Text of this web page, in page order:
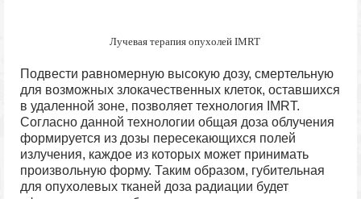
Лучевая терапия опухолей IMRT
Подвести равномерную высокую дозу, смертельную
для возможных злокачественных клеток, оставшихся
в удаленной зоне, позволяет технология IMRT.
Согласно данной технологии общая доза облучения
формируется из дозы пересекающихся полей
излучения, каждое из которых может принимать
произвольную форму. Таким образом, губительная
для опухолевых тканей доза радиации будет